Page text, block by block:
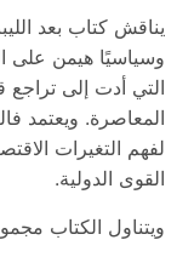
يناقش كتاب بعد
وسياسيًا هيمن على
التي أدت إلى تراجع
المعاصرة. ويعتمد
لفهم التغيرات
القوى الدولية.
ويتناول الكتاب